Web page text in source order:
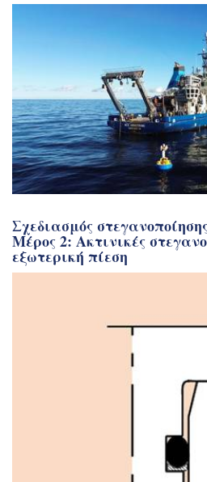
Σχεδιασμός
Μέρος 2: Ακτινικές
εξωτερική πίεση